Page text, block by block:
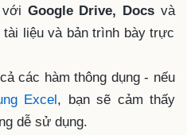
Google Drive, Docs và
liệu và bản trình bày trực
các hàm thông dụng - nếu
Excel, bạn sẽ cảm thấy
dễ sử dụng.